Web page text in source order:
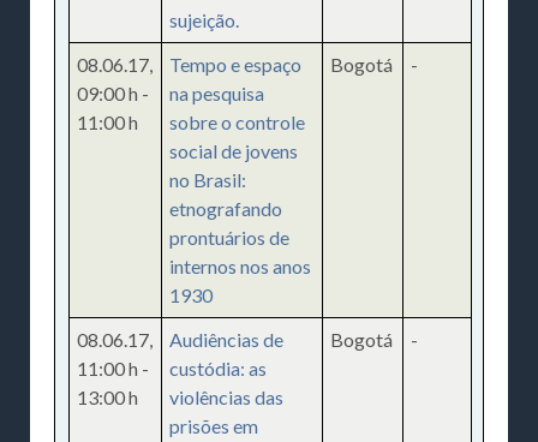
sujeição.
08.06.17,
09:00 h -
11:00 h
Tempo e espaço
na pesquisa
sobre o controle
social de jovens
no Brasil:
etnografando
prontuários de
internos nos anos
1930
Bogotá -
08.06.17,
11:00 h -
13:00 h
Audiências de
custódia: as
violências das
prisões em
Bogotá -